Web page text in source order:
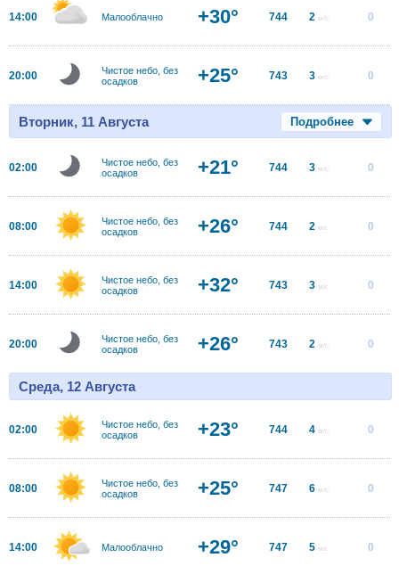
14:00 Малооблачно +30° 744 2 м/с 0
20:00
Чистое небо, без
осадков
+25° 743 3 м/с 0
Вторник, 11 Августа Подробнее
02:00
Чистое небо, без
осадков
+21° 744 3 м/с 0
08:00
Чистое небо, без
осадков
+26° 744 2 м/с 0
14:00
Чистое небо, без
осадков
+32° 743 3 м/с 0
20:00
Чистое небо, без
осадков
+26° 743 2 м/с 0
Среда, 12 Августа
02:00
Чистое небо, без
осадков
+23° 744 4 м/с 0
08:00
Чистое небо, без
осадков
+25° 747 6 м/с 0
14:00 Малооблачно +29° 747 5 м/с 0